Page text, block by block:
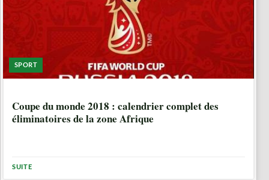
SPORT
Coupe du monde 2018 : calendrier complet des
éliminatoires de la zone Afrique
SUITE